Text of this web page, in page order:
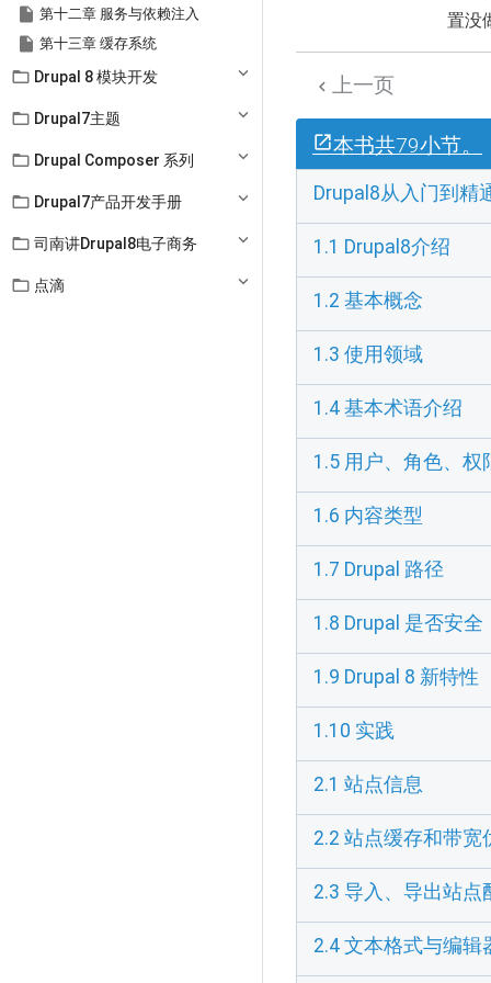
 第十二章 服务与依赖注入
 第十三章 缓存系统
 Drupal 8 模块开发
 Drupal7主题
 Drupal Composer 系列
 Drupal7产品开发手册
 司南讲Drupal8电子商务
 点滴
置没
 上一页
本书共79小节。
Drupal8从入门到精
1.1 Drupal8介绍
1.2 基本概念
1.3 使用领域
1.4 基本术语介绍
1.5 用户、角色、权
1.6 内容类型
1.7 Drupal 路径
1.8 Drupal 是否安全
1.9 Drupal 8 新特性
1.10 实践
2.1 站点信息
2.2 站点缓存和带宽
2.3 导入、导出站点
2.4 文本格式与编辑